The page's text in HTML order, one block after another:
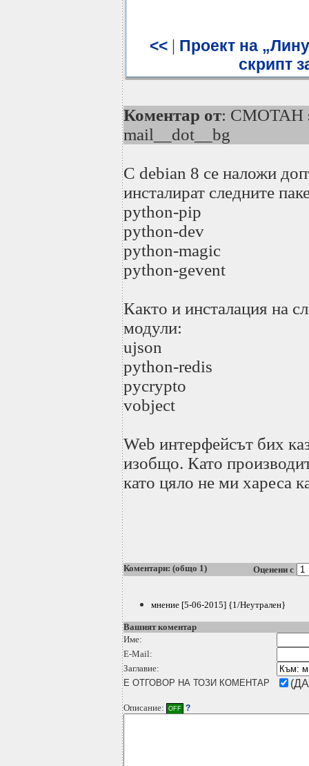
<< | Проект на
скрипт
Коментар от: CMOTAH
mail__dot__bg
С debian 8 се наложи
инсталират следните
python-pip
python-dev
python-magic
python-gevent
Както и инсталация на
модули:
ujson
python-redis
pycrypto
vobject
Web интерфейсът бих
изобщо. Като
като цяло не ми хареса
Коментари: (общо 1) Оценени с
мнение [5-06-2015] {1/Неутрален}
Вашият коментар
Име:
E-Mail:
Заглавие:
Е ОТГОВОР НА ТОЗИ КОМЕНТАР
Описание: OFF ?